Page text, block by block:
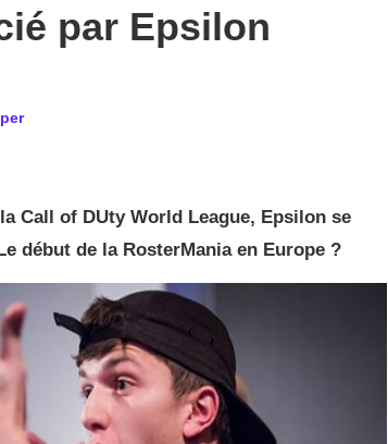
par Epsilon
Call of DUty World League, Epsilon se
début de la RosterMania en Europe ?